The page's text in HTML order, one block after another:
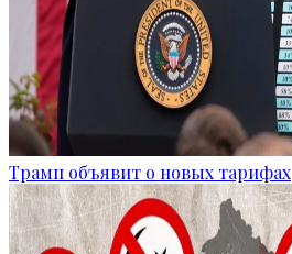
Трамп объявит о новых тарифах